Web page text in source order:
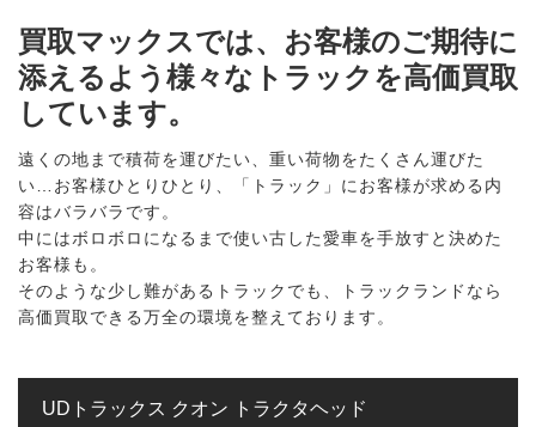
買取マックスでは、お客様のご期待に
添えるよう様々なトラックを高価買取
しています。
遠くの地まで積荷を運びたい、重い荷物をたくさん運びた
い…お客様ひとりひとり、「トラック」にお客様が求める内
容はバラバラです。
中にはボロボロになるまで使い古した愛車を手放すと決めた
お客様も。
そのような少し難があるトラックでも、トラックランドなら
高価買取できる万全の環境を整えております。
UDトラックス クオン トラクタヘッド